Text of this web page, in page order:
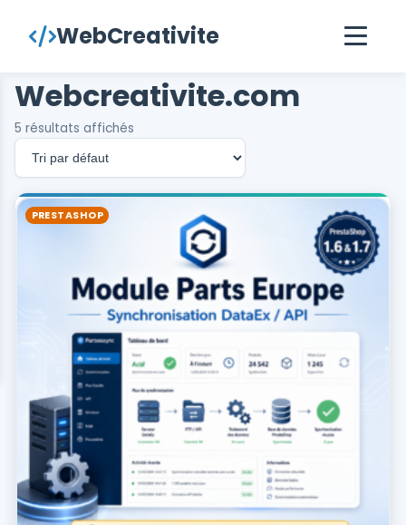
principalWebCreativite
Webcreativite.com
5 résultats affichés
PRESTASHOP